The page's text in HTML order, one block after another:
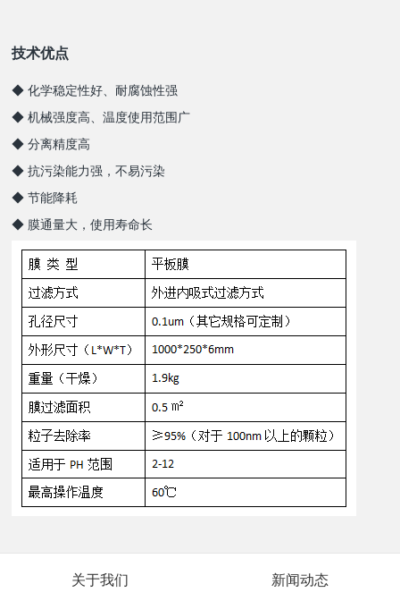
技术优点
◆ 化学稳定性好、耐腐蚀性强
◆ 机械强度高、温度使用范围广
◆ 分离精度高
◆ 抗污染能力强，不易污染
◆ 节能降耗
◆ 膜通量大，使用寿命长
关于我们 新闻动态